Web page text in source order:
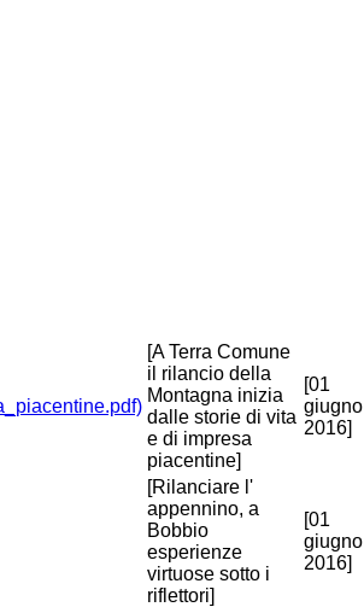
[A Terra Comune
il rilancio della
Montagna inizia
dalle storie di vita
e di impresa
piacentine]
[01
giugno
2016]
[Rilanciare l'
appennino, a
Bobbio
esperienze
virtuose sotto i
riflettori]
[01
giugno
2016]